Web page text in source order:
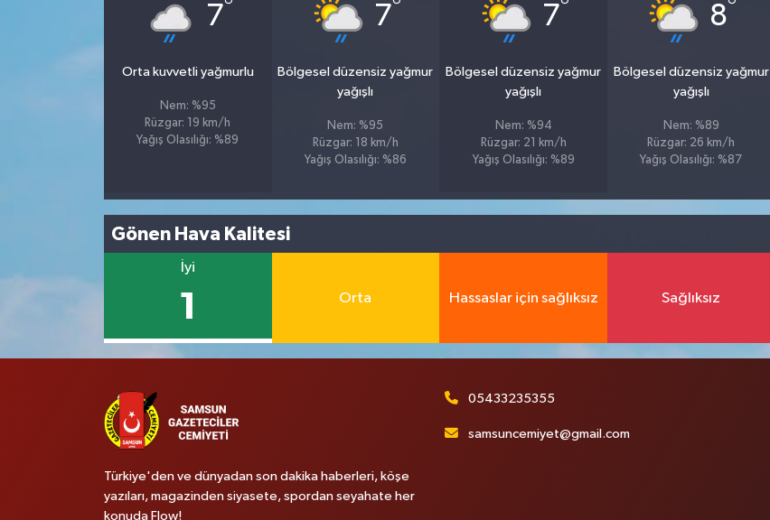
7°
Orta kuvvetli yağmurlu
Nem: %95
Rüzgar: 19 km/h
Yağış Olasılığı: %89
7°
Bölgesel düzensiz yağmur
yağışlı
Nem: %95
Rüzgar: 18 km/h
Yağış Olasılığı: %86
7°
Bölgesel düzensiz yağmur
yağışlı
Nem: %94
Rüzgar: 21 km/h
Yağış Olasılığı: %89
8°
Bölgesel düzensiz yağmur
yağışlı
Nem: %89
Rüzgar: 26 km/h
Yağış Olasılığı: %87
Gönen Hava Kalitesi
İyi
1 Orta Hassaslar için sağlıksız Sağlıksız
Türkiye'den ve dünyadan son dakika haberleri, köşe
yazıları, magazinden siyasete, spordan seyahate her
konuda Flow!
05433235355
samsuncemiyet@gmail.com